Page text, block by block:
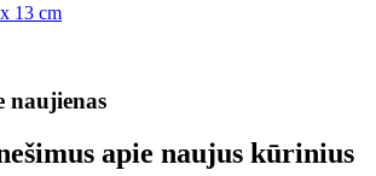
13 cm
naujienas
apie naujus kūrinius